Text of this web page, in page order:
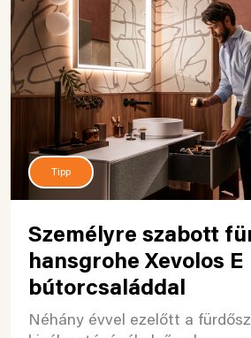
Tipp
Személyre szabott
hansgrohe Xevolos E
bútorcsaláddal
Néhány évvel ezelőtt a